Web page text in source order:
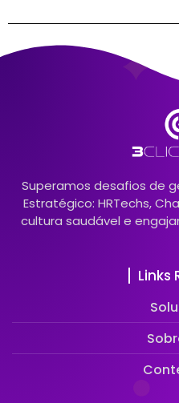
Superamos desafios de
Estratégico: HRTechs,
cultura saudável e
Links